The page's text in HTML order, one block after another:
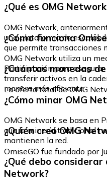
¿Qué es OMG
OMG Network,
una plataforma de
que permite transacciones
¿Cómo funciona
OMG Network utiliza un
Participación para
transferir activos en la
manera más eficiente.
¿Cuántas monedas
La oferta total de OMG
¿Cómo minar OMG
OMG Network se basa en
que la minería tradicional
mantienen la red.
¿Quién creó OMG
OmiseGO fue fundado por
¿Qué debo
Network?